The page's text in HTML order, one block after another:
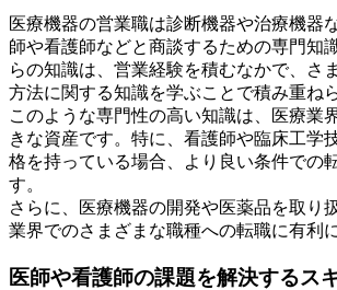
医療機器の営業職は診断機器や治療機器
師や看護師などと商談するための専門知
らの知識は、営業経験を積むなかで、さ
方法に関する知識を学ぶことで積み重ね
このような専門性の高い知識は、医療業
きな資産です。特に、看護師や臨床工学
格を持っている場合、より良い条件での
す。
さらに、医療機器の開発や医薬品を取り
業界でのさまざまな職種への転職に有利
医師や看護師の課題を解決するス